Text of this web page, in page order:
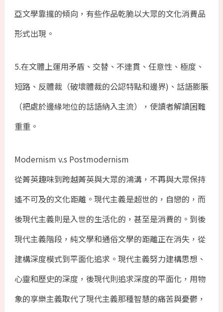
亞文學靠攏的傾向，有些作品乾脆以大眾的文化消費品
形式出現。
5.在文體上運用矛盾、交替、不連貫、任意性、極度、
短路、反體裁（破壞體裁的公認特點和邊界)、話語膨脹
（把處於邊緣地位的話語納入主流），使讀者解讀困難
重重。
Modernism v.s Postmodernism
從菁英趣味到跨越菁英與大眾的鴻溝，不再與大眾保持
遙不可及的文化距離。現代主義是超世的，自戀的，而
後現代主義則是入世的生活化的，甚至是消費的。到後
現代主義階段，純文學和通俗文學的距離正在消失，從
建構深度模式到平面化追求。現代主義努力建構思想、
心靈和歷史的深度，後現代則追求深度的平面化，用物
象的享樂主義取代了現代主義那種智慧的痛苦與憂鬱，